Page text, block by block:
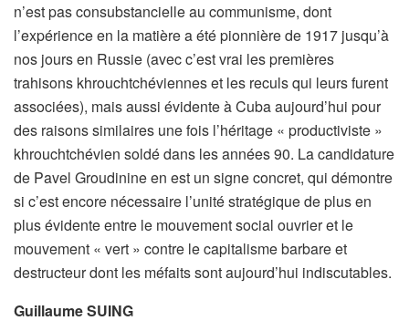
n’est pas consubstancielle au communisme, dont
l’expérience en la matière a été pionnière de 1917 jusqu’à
nos jours en Russie (avec c’est vrai les premières
trahisons khrouchtchéviennes et les reculs qui leurs furent
associées), mais aussi évidente à Cuba aujourd’hui pour
des raisons similaires une fois l’héritage « productiviste »
khrouchtchévien soldé dans les années 90. La candidature
de Pavel Groudinine en est un signe concret, qui démontre
si c’est encore nécessaire l’unité stratégique de plus en
plus évidente entre le mouvement social ouvrier et le
mouvement « vert » contre le capitalisme barbare et
destructeur dont les méfaits sont aujourd’hui indiscutables.
Guillaume SUING